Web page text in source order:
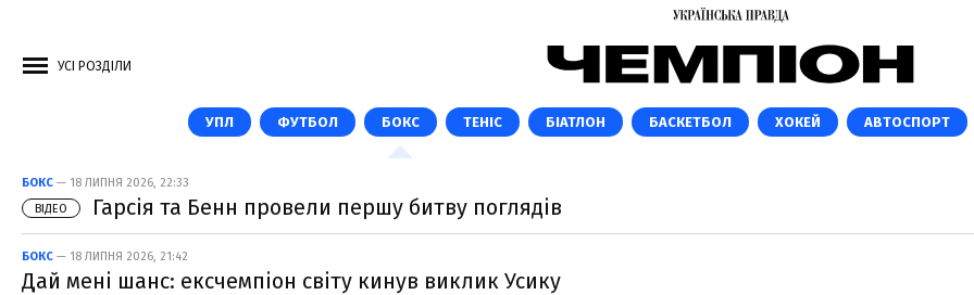
УСІ РОЗДІЛИ
УПЛ ФУТБОЛ БОКС ТЕНІС БІАТЛОН БАСКЕТБОЛ ХОКЕЙ АВТОСПОРТ
БОКС — 18 ЛИПНЯ 2026, 22:33
ВІДЕО
Гарсія та Бенн провели першу битву поглядів
БОКС — 18 ЛИПНЯ 2026, 21:42
Дай мені шанс: ексчемпіон світу кинув виклик Усику